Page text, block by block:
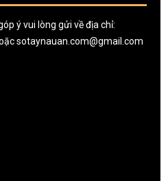
ý vui lòng gửi về địa chỉ:
sotaynauan.com@gmail.com